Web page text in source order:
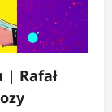
| Rafał